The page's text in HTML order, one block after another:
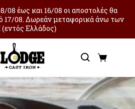
08 έως και 16/08 οι αποστολές θα
17/08. Δωρεάν μεταφορικά άνω των
(εντός Ελλάδος)